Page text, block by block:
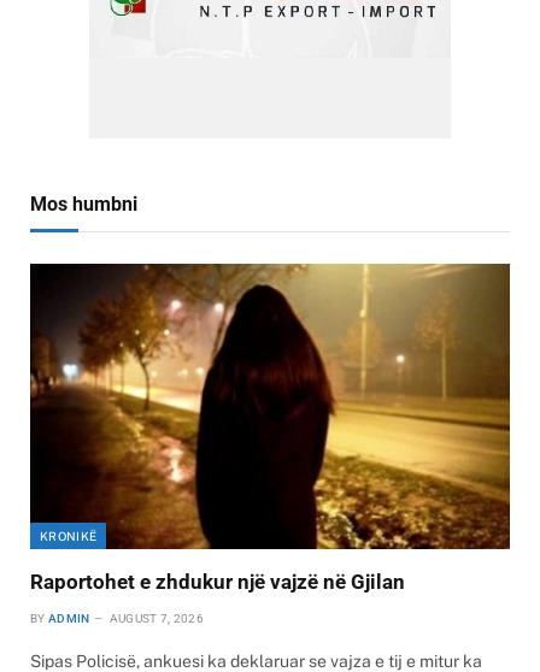
Mos humbni
KRONIKË
Raportohet e zhdukur një vajzë në Gjilan
BY ADMIN AUGUST 7, 2026
Sipas Policisë, ankuesi ka deklaruar se vajza e tij e mitur ka